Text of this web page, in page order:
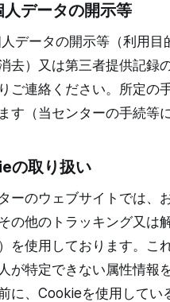
人データの開示等
データの開示等（利用
去）又は第三者提供記録
ご連絡ください。所定の
す（当センターの手続等
の取り扱い
ーのウェブサイトでは、
の他のトラッキング又は
を使用しております。こ
が特定できない属性情報
に、Cookieを使用して